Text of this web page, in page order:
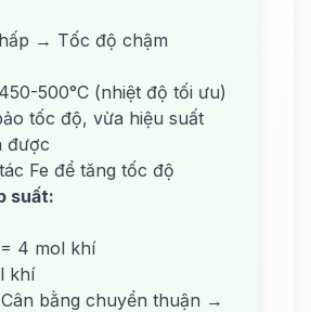
→ Tốc độ chậm
500°C (nhiệt độ tối ưu)
tốc độ, vừa hiệu suất
được
Fe để tăng tốc độ
suất:
4 mol khí
khí
bằng chuyển thuận →